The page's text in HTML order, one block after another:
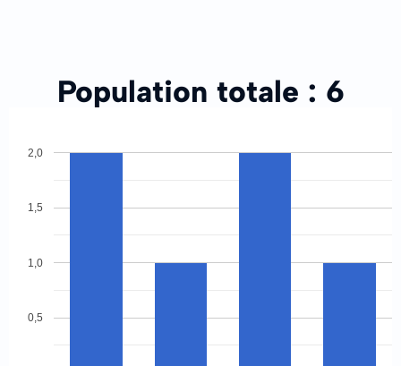
Population totale : 6
0,5
1,0
1,5
2,0